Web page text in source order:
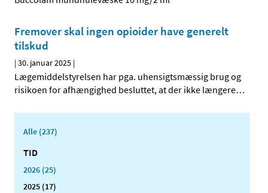
Fremover skal ingen opioider have generelt
tilskud
|30. januar 2025 |
Lægemiddelstyrelsen har pga. uhensigtsmæssig brug og
risikoen for afhængighed besluttet, at der ikke længere…
Alle (237)
TID
2026 (25)
2025 (17)